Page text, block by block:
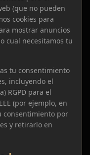
(que no pueden
cookies para
mostrar anuncios
cual necesitamos tu
tu consentimiento
incluyendo el
RGPD para el
(por ejemplo, en
consentimiento por
y retirarlo en